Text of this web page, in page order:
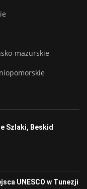
mazurskie
Szlaki, Beskid
UNESCO w Tunezji